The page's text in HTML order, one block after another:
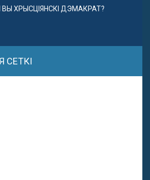
ВЫ ХРЫСЦІЯНСКІ ДЭМАКРАТ?